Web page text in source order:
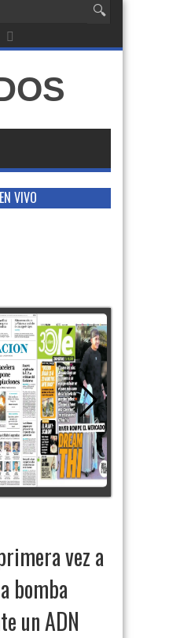
VIVO
vez a
bomba
un ADN